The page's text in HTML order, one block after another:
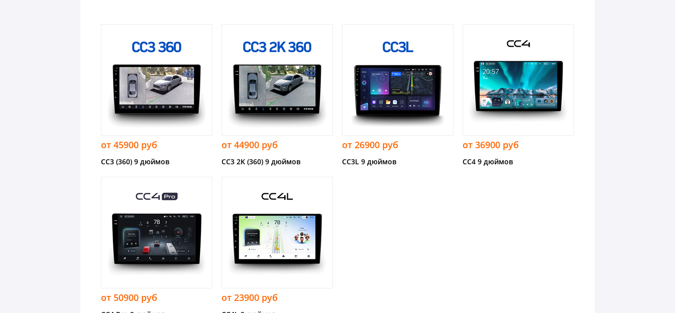
от 45900 руб
CC3 (360) 9 дюймов
от 44900 руб
CC3 2K (360) 9 дюймов
от 26900 руб
CC3L 9 дюймов
от 36900 руб
CC4 9 дюймов
от 50900 руб от 23900 руб